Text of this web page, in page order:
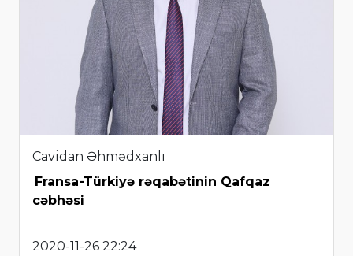
Cavidan Əhmədxanlı
Fransa-Türkiyə rəqabətinin Qafqaz
cəbhəsi
2020-11-26 22:24